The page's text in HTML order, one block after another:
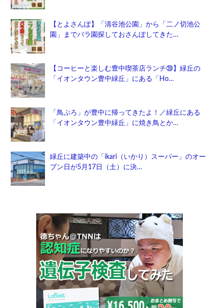
【とよさんぽ】「清谷池公園」から「二ノ切池公
園」までバラ園探しておさんぽしてきた…
【コーヒーと楽しむ豊中喫茶店ランチ㊴】緑丘の
「イオンタウン豊中緑丘」にある「Ho…
「鳥ぷろ」が豊中に帰ってきたよ！／緑丘にある
「イオンタウン豊中緑丘」に焼き鳥とか…
緑丘に建築中の「ikari（いかり）スーパー」のオー
プン日が5月17日（土）に決…